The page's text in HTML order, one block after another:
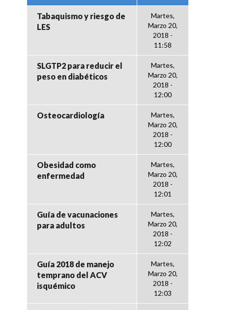
Tabaquismo y riesgo de
LES
Martes,
Marzo 20,
2018 -
11:58
SLGTP2 para reducir el
peso en diabéticos
Martes,
Marzo 20,
2018 -
12:00
Osteocardiología
Martes,
Marzo 20,
2018 -
12:00
Obesidad como
enfermedad
Martes,
Marzo 20,
2018 -
12:01
Guía de vacunaciones
para adultos
Martes,
Marzo 20,
2018 -
12:02
Guía 2018 de manejo
temprano del ACV
isquémico
Martes,
Marzo 20,
2018 -
12:03